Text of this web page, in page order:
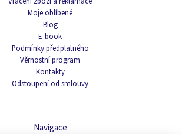
Moje oblíbené
Blog
E-book
Podmínky předplatného
Věrnostní program
Kontakty
Odstoupení od smlouvy
Navigace